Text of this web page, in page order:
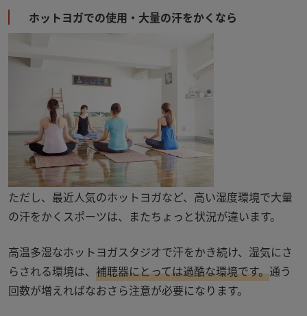
ホットヨガでの使用・大量の汗をかくなら
ただし、最近人気のホットヨガなど、高い湿度環境で大量
の汗をかくスポーツは、またちょっと状況が違います。
高温多湿なホットヨガスタジオで汗をかき続け、湿気にさ
らされる環境は、 補聴器にとっては過酷な環境です。通う
回数が増えればなおさら注意が必要になります。